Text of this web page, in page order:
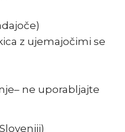
z ujemajočimi se
ne uporabljajte